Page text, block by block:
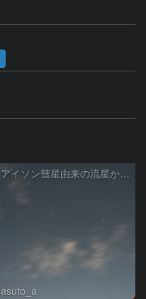
アイソン彗星由来の流星か☆彡
asuto_a